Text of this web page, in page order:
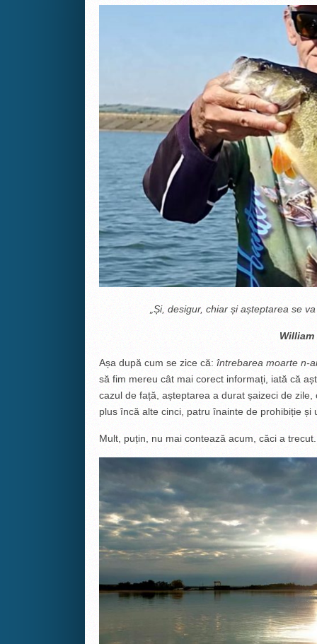
„Și, desigur, chiar și așteptarea se
Așa după cum se zice că: întrebarea moarte n-
să fim mereu cât mai corect informați, iată că
cazul de față, așteptarea a durat șaizeci de
plus încă alte cinci, patru înainte de prohibiție
Mult, puțin, nu mai contează acum, căci a trecut.